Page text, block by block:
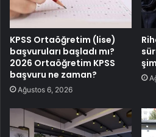
KPSS Ortaöğretim (lise)
başvuruları başladı mı?
2026 Ortaöğretim KPSS
başvuru ne zaman?
Ağustos 6, 2026